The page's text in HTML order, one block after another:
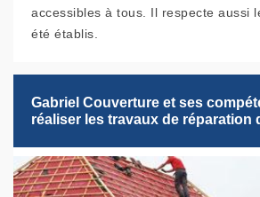
accessibles à tous. Il respecte aussi
été établis.
Gabriel Couverture et ses
réaliser les travaux de réparation